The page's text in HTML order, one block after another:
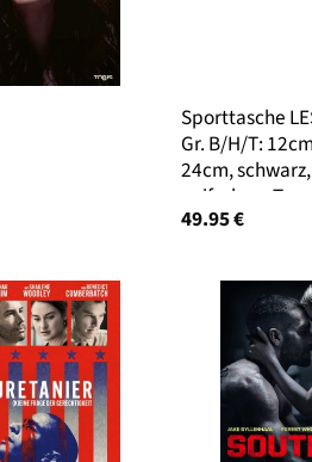
Sporttasche
Gr. B/H/T:
24cm,
unifarben,
Sporttasche,
Style
49.95€